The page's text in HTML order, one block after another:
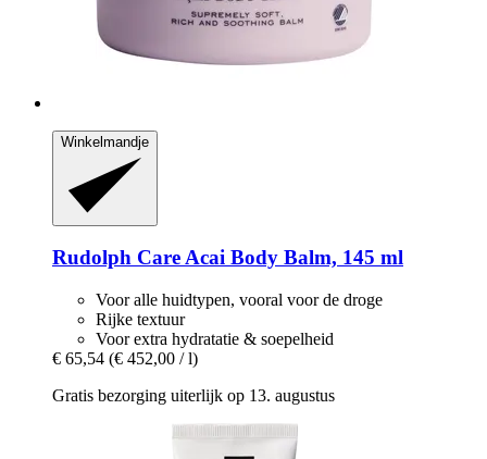
Winkelmandje
Rudolph CareAcai Body Balm, 145 ml
Voor alle huidtypen, vooral voor de droge
Rijke textuur
Voor extra hydratatie & soepelheid
€ 65,54 (€ 452,00 / l)
Gratis bezorging uiterlijk op 13. augustus